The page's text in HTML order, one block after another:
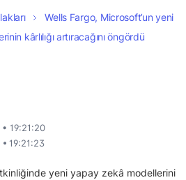
Wells Fargo, Microsoft’un yeni
kârlılığı artıracağını öngördü
• 19:21:20
19:21:23
yeni yapay zekâ modellerini